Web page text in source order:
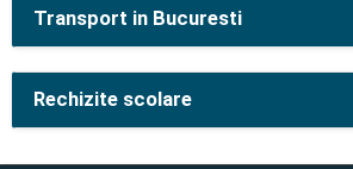
Transport in Bucuresti
Rechizite scolare